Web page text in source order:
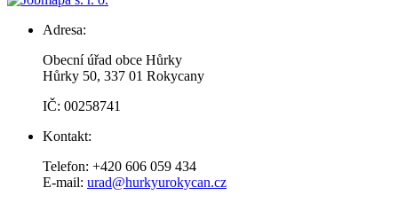
Adresa:
Obecní úřad obce Hůrky
Hůrky 50, 337 01 Rokycany
IČ: 00258741
Kontakt:
Telefon: +420 606 059 434
E-mail: urad@hurkyurokycan.cz